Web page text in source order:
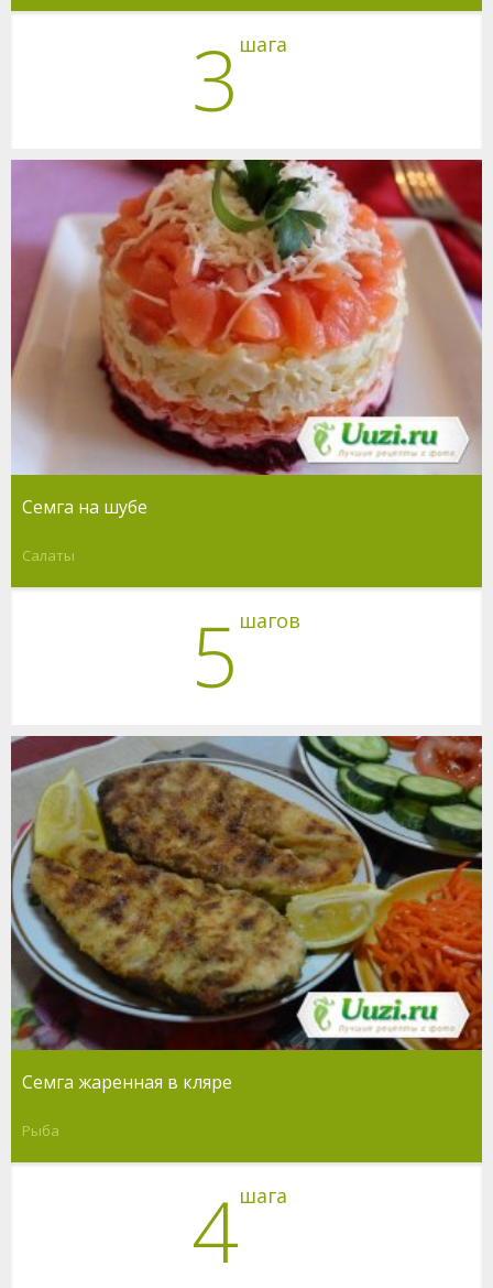
3 шага
Семга на шубе
Салаты
5 шагов
Семга жаренная в кляре
Рыба
4шага